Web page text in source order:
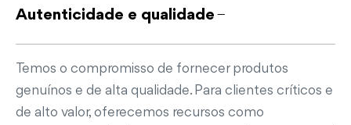
Autenticidade e qualidade
Temos o compromisso de fornecer produtos
genuínos e de alta qualidade. Para clientes críticos e
de alto valor, oferecemos recursos como